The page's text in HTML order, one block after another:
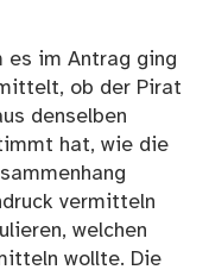
es im Antrag ging
ob der Pirat
denselben
hat, wie die
vermitteln
welchen
wollte. Die